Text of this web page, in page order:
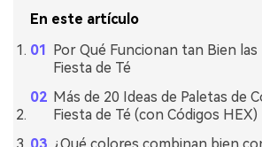
En este artículo
Por Qué Funcionan tan Bien las
Fiesta de Té
Más de 20 Ideas de Paletas de
Fiesta de Té (con Códigos HEX)